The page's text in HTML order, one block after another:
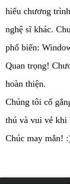
hiểu chương
nghệ sĩ khác.
phổ biến:
Quan trọng!
hoàn thiện.
Chúng tôi cố
thú và vui vẻ khi
Chúc may mắn!